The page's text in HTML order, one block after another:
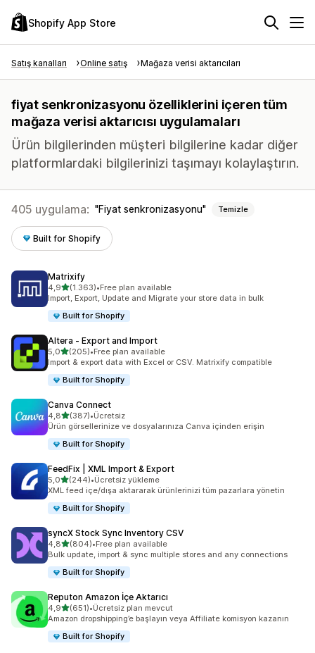
Shopify App Store
Satış kanalları Online satış Mağaza verisi aktarıcıları
fiyat senkronizasyonu özelliklerini içeren tüm
mağaza verisi aktarıcısı uygulamaları
Ürün bilgilerinden müşteri bilgilerine kadar diğer
platformlardaki bilgilerinizi taşımayı kolaylaştırın.
405 uygulama: Fiyat senkronizasyonu Temizle
Built for Shopify
Matrixify
4,95 yıldız üzerinden
(1.363)
toplam 1363 değerlendirme
•Free plan available
Import, Export, Update and Migrate your store data in bulk
Built for Shopify
Altera ‑ Export and Import
5,05 yıldız üzerinden
(205)
toplam 205 değerlendirme
•Free plan available
Import & export data with Excel or CSV. Matrixify compatible
Built for Shopify
Canva Connect
4,85 yıldız üzerinden
(387)
toplam 387 değerlendirme
•Ücretsiz
Ürün görsellerinize ve dosyalarınıza Canva içinden erişin
Built for Shopify
FeedFix | XML Import & Export
5,05 yıldız üzerinden
(244)
toplam 244 değerlendirme
•Ücretsiz yükleme
XML feed içe/dışa aktararak ürünlerinizi tüm pazarlara yönetin
Built for Shopify
syncX Stock Sync Inventory CSV
4,85 yıldız üzerinden
(804)
toplam 804 değerlendirme
•Free plan available
Bulk update, import & sync multiple stores and any connections
Built for Shopify
Reputon Amazon İçe Aktarıcı
4,95 yıldız üzerinden
(651)
toplam 651 değerlendirme
•Ücretsiz plan mevcut
Amazon dropshipping’e başlayın veya Affiliate komisyon kazanın
Built for Shopify